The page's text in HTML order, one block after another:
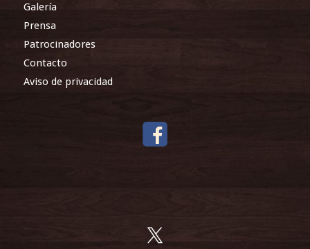
Galería
Prensa
Patrocinadores
Contacto
Aviso de privacidad